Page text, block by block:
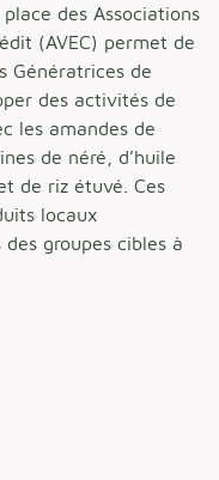
des Associations
(AVEC) permet de
Génératrices de
des activités de
les amandes de
de néré, d’huile
de riz étuvé. Ces
locaux
groupes cibles à